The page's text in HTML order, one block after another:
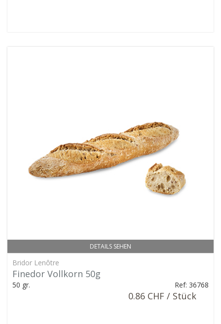
DETAILS SEHEN
Bridor Lenôtre
Finedor Vollkorn 50g
50 gr. Ref: 36768
0.86 CHF / Stück